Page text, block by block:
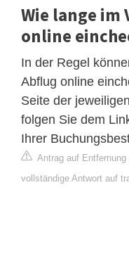
Wie lange im
online
In der Regel
Abflug online
Seite der
folgen Sie dem
Ihrer
Antrag auf Entfernung
vollständige Antwort auf